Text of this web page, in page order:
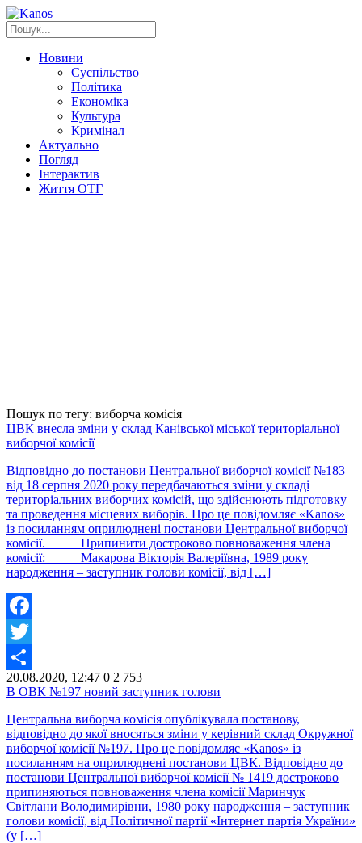
Новини
Суспільство
Політика
Економіка
Культура
Кримінал
Актуально
Погляд
Інтерактив
Життя ОТГ
Пошук по тегу: виборча комісія
ЦВК внесла зміни у склад Канівської міської територіальної
виборчої комісії
Відповідно до постанови Центральної виборчої комісії №183
від 18 серпня 2020 року передбачаються зміни у складі
територіальних виборчих комісій, що здійснюють підготовку
та проведення місцевих виборів. Про це повідомляє «Kanos»
із посиланням оприлюднені постанови Центральної виборчої
комісії. Припинити достроково повноваження члена
комісії: Макарова Вікторія Валеріївна, 1989 року
народження – заступник голови комісії, від […]
Facebook
Twitter
Share
20.08.2020, 12:47 0 2 753
В ОВК №197 новий заступник голови
Центральна виборча комісія опублікувала постанову,
відповідно до якої вносяться зміни у керівний склад Окружної
виборчої комісії №197. Про це повідомляє «Kanos» із
посиланням на оприлюднені постанови ЦВК. Відповідно до
постанови Центральної виборчої комісії № 1419 достроково
припиняються повноваження члена комісії Маринчук
Світлани Володимирівни, 1980 року народження – заступник
голови комісії, від Політичної партії «Інтернет партія України»
(у […]